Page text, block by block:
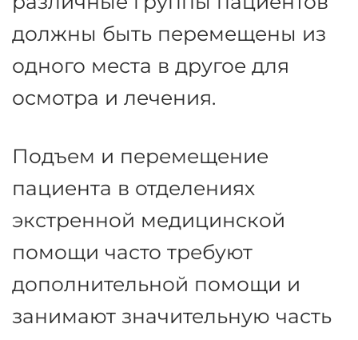
Отделы экстренной
медицинской помощи имеют
дело с широким кругом
несколько функций больницы
и сферы ухода. В зависимости
от диагноза и ситуации
различные группы пациентов
должны быть перемещены из
одного места в другое для